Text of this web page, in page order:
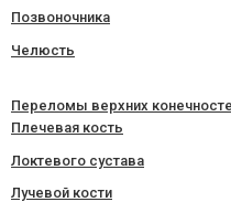
Позвоночника
Челюсть
Переломы верхних
Плечевая кость
Локтевого сустава
Лучевой кости